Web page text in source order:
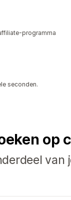
programma
seconden.
op
van